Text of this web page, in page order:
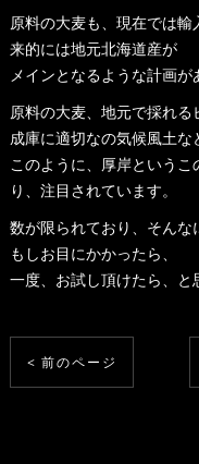
原料の大麦も、現在では
来的には地元北海道産が
メインとなるような計画が
原料の大麦、地元で採れ
成庫に適切なの気候風土な
このように、厚岸という
り、注目されています。
数が限られており、そんな
もしお目にかかったら、
一度、お試し頂けたら、と
< 前のページ